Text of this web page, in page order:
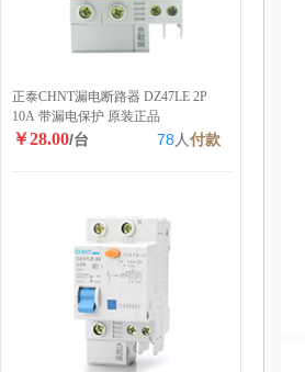
正泰CHNT漏电断路器 DZ47LE 2P
10A 带漏电保护 原装正品
￥28.00/台 78 人付款